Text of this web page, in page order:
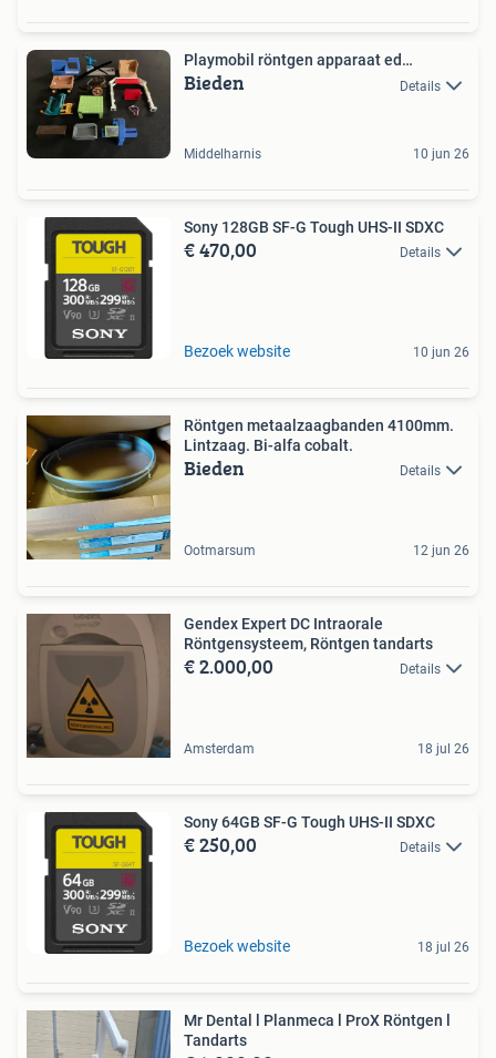
Playmobil röntgen apparaat ed…
Bieden Details
Middelharnis 10 jun 26
Sony 128GB SF-G Tough UHS-II SDXC
€ 470,00 Details
Bezoek website 10 jun 26
Röntgen metaalzaagbanden 4100mm.
Lintzaag. Bi-alfa cobalt.
Bieden Details
Ootmarsum 12 jun 26
Gendex Expert DC Intraorale
Röntgensysteem, Röntgen tandarts
€ 2.000,00 Details
Amsterdam 18 jul 26
Sony 64GB SF-G Tough UHS-II SDXC
€ 250,00 Details
Bezoek website 18 jul 26
Mr Dental l Planmeca l ProX Röntgen l
Tandarts